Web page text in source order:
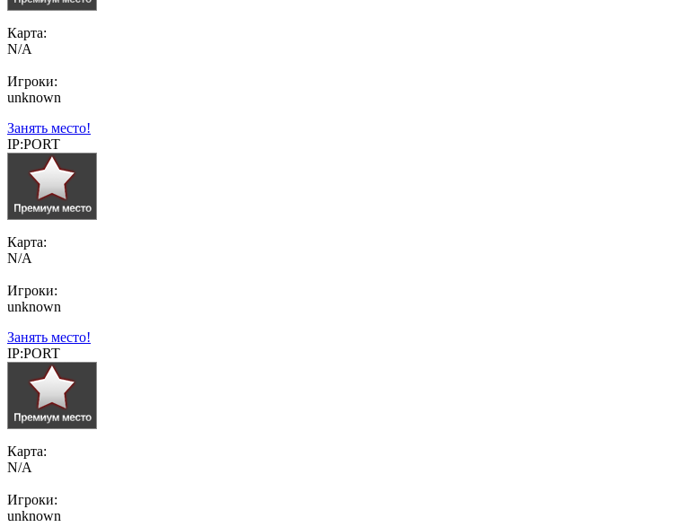
Карта:
N/A
Игроки:
unknown
Занять место!
IP:PORT
Карта:
N/A
Игроки:
unknown
Занять место!
IP:PORT
Карта:
N/A
Игроки:
unknown